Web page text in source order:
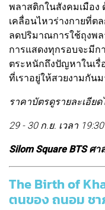
พลาสติกในสังคมเมือง
เคลื่อนไหวร่างกายที่ต
ลดปริมาณการใช้ถุงพ
การแสดงทุกรอบจะมีก
ตระหนักถึงปัญหาในเรื่
ที่เราอยู่ให้สวยงามกัน
ราคาบัตรดูรายละเอียด
29 - 30 ก.ย. เวลา
Silom Square BTS ศา
The Birth of
ตนของ ถนอม ช